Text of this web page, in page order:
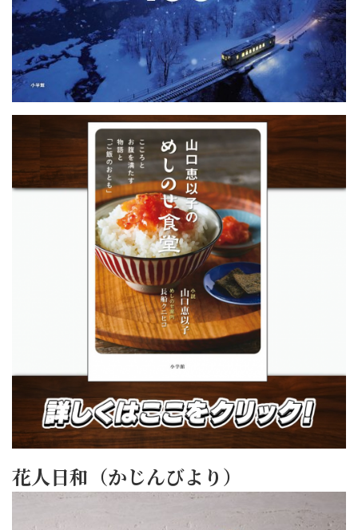
花人日和（かじんびより）